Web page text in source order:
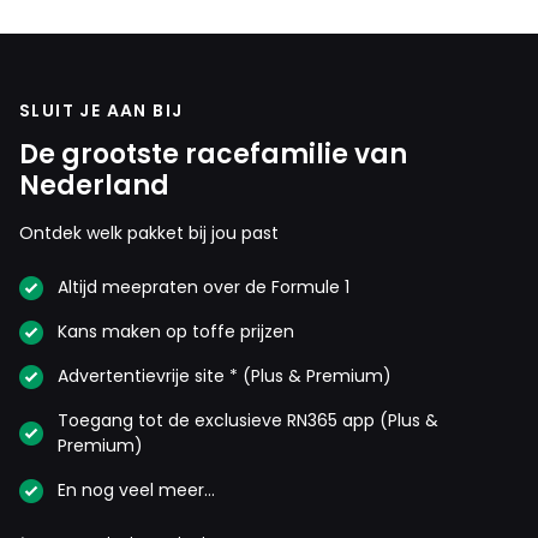
lang mogelijk uit te stellen.
Dit bericht is aangepast op:
13 maart 2022 16:53
Iedereen weet wat ze zeggen is altijd het
Meepraten? Dat kan! Je hoeft je alleen maar aan te
SLUIT JE AAN BIJ
De grootste racefamilie van
Nederland
Ontdek welk pakket bij jou past
Altijd meepraten over de Formule 1
Kans maken op toffe prijzen
Advertentievrije site * (Plus & Premium)
Toegang tot de exclusieve RN365 app (Plus &
Premium)
En nog veel meer…